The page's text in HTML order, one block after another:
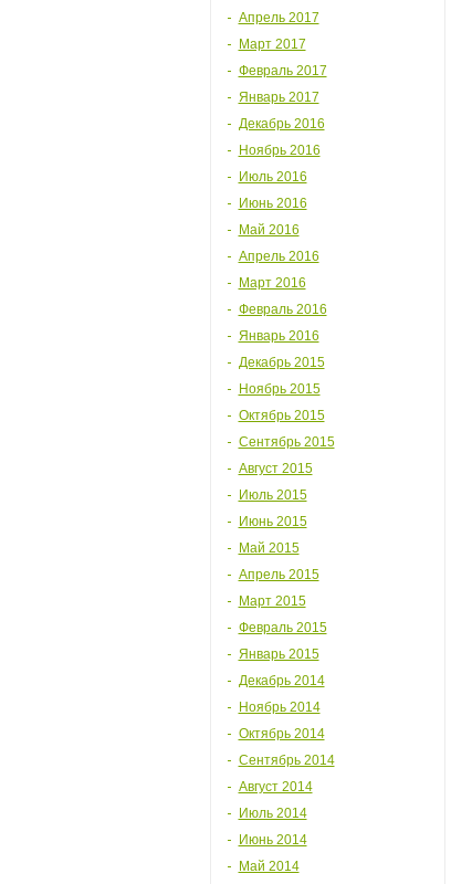
Апрель 2017
Март 2017
Февраль 2017
Январь 2017
Декабрь 2016
Ноябрь 2016
Июль 2016
Июнь 2016
Май 2016
Апрель 2016
Март 2016
Февраль 2016
Январь 2016
Декабрь 2015
Ноябрь 2015
Октябрь 2015
Сентябрь 2015
Август 2015
Июль 2015
Июнь 2015
Май 2015
Апрель 2015
Март 2015
Февраль 2015
Январь 2015
Декабрь 2014
Ноябрь 2014
Октябрь 2014
Сентябрь 2014
Август 2014
Июль 2014
Июнь 2014
Май 2014